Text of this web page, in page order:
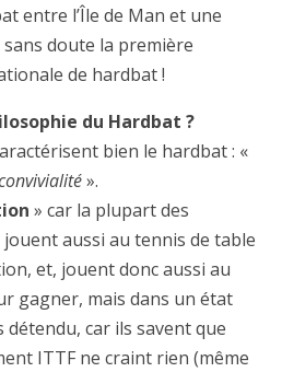
entre l’Île de Man et une
doute la première
de hardbat !
du Hardbat ?
bien le hardbat : «
».
» car la plupart des
aussi au tennis de table
et, jouent donc aussi au
gagner, mais dans un état
détendu, car ils savent que
ITTF ne craint rien (même